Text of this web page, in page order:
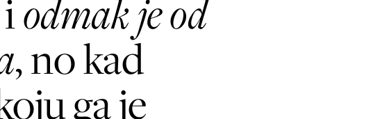
odmak je od
, no kad
ga je